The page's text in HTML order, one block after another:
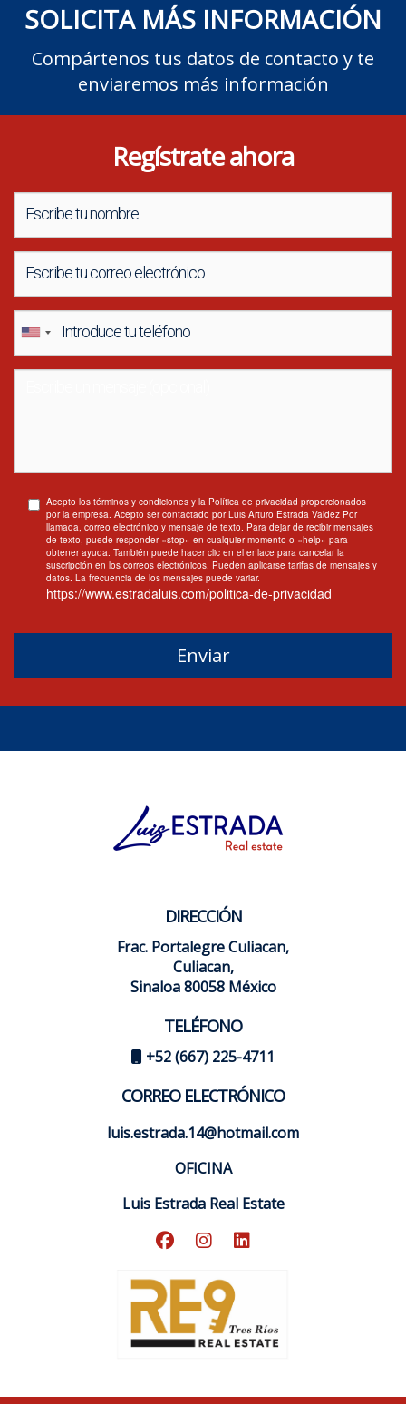
SOLICITA MÁS INFORMACIÓN
Compártenos tus datos de contacto y te
enviaremos más información
Regístrate ahora
Acepto los términos y condiciones y la Política de privacidad proporcionados
por la empresa. Acepto ser contactado por Luis Arturo Estrada Valdez Por
llamada, correo electrónico y mensaje de texto. Para dejar de recibir mensajes
de texto, puede responder «stop» en cualquier momento o «help» para
obtener ayuda. También puede hacer clic en el enlace para cancelar la
suscripción en los correos electrónicos. Pueden aplicarse tarifas de mensajes y
datos. La frecuencia de los mensajes puede variar.
https://www.estradaluis.com/politica-de-privacidad
Enviar
DIRECCIÓN
Frac. Portalegre Culiacan,
Culiacan,
Sinaloa 80058 México
TELÉFONO
+52 (667) 225-4711
CORREO ELECTRÓNICO
luis.estrada.14@hotmail.com
OFICINA
Luis Estrada Real Estate